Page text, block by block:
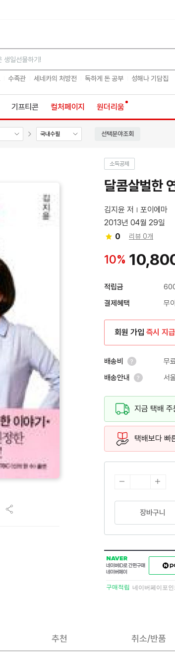
수족관 세네카의 처방전 독하게 돈 공부 성해나 기담집
기프티콘 컬처페이지 원더리움
국내수필 선택분야조회
소득공제
달콤살벌한
김지윤 저
포이에마
2013년 04월 29일
0
리뷰 0개
10%
적립금
결제혜택 무
회원 가입 즉시 지
배송비 무
배송안내
서
지금 택배 주
택배보다 빠
장바구니
NAVER
네이버
ID로
간편구매
네이버페이
구매하기
구매적립 네이버페이포인트 최
추천 취소/반품